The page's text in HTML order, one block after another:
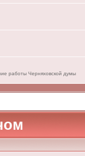
работы Черняховской думы